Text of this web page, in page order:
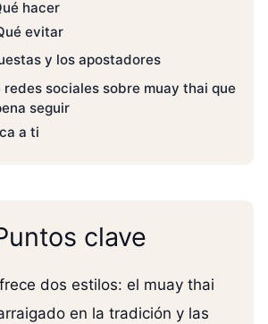
hacer
evitar
y los apostadores
redes sociales sobre muay thai que
seguir
a ti
clave
dos estilos: el muay thai
en la tradición y las